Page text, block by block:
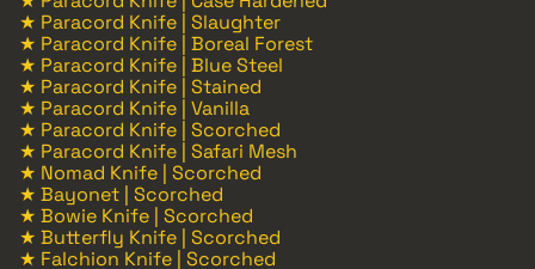
★ Paracord Knife | Slaughter
★ Paracord Knife | Boreal Forest
★ Paracord Knife | Blue Steel
★ Paracord Knife | Stained
★ Paracord Knife | Vanilla
★ Paracord Knife | Scorched
★ Paracord Knife | Safari Mesh
★ Nomad Knife | Scorched
★ Bayonet | Scorched
★ Bowie Knife | Scorched
★ Butterfly Knife | Scorched
★ Falchion Knife | Scorched